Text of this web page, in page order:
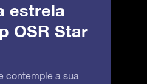
estrela
OSR Star
contemple a sua